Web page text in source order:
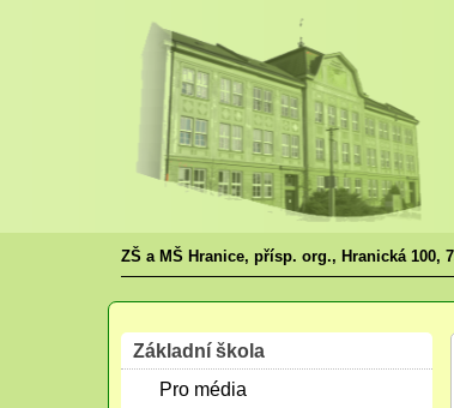
ZŠ a MŠ Hranice, přísp. org., Hranická 100,
Základní škola
Pro média